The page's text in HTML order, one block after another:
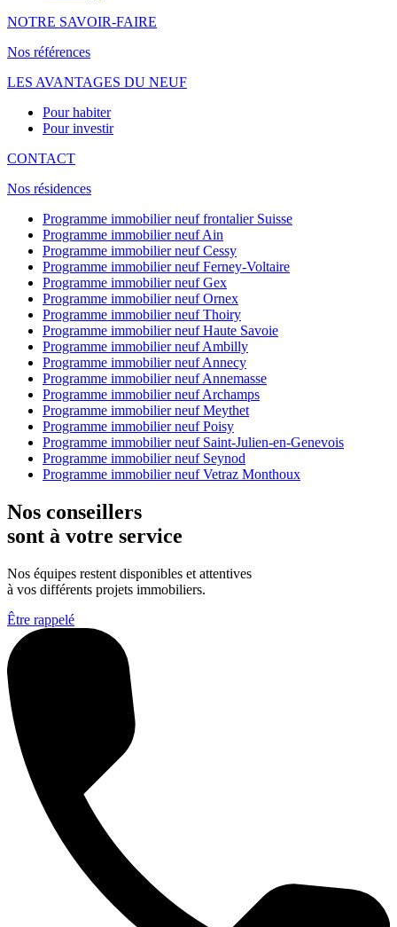
NOTRE SAVOIR-FAIRE
Nos références
LES AVANTAGES DU NEUF
Pour habiter
Pour investir
CONTACT
Nos résidences
Programme immobilier neuf frontalier Suisse
Programme immobilier neuf Ain
Programme immobilier neuf Cessy
Programme immobilier neuf Ferney-Voltaire
Programme immobilier neuf Gex
Programme immobilier neuf Ornex
Programme immobilier neuf Thoiry
Programme immobilier neuf Haute Savoie
Programme immobilier neuf Ambilly
Programme immobilier neuf Annecy
Programme immobilier neuf Annemasse
Programme immobilier neuf Archamps
Programme immobilier neuf Meythet
Programme immobilier neuf Poisy
Programme immobilier neuf Saint-Julien-en-Genevois
Programme immobilier neuf Seynod
Programme immobilier neuf Vetraz Monthoux
Nos conseillers
sont à votre service
Nos équipes restent disponibles et attentives
à vos différents projets immobiliers.
Être rappelé